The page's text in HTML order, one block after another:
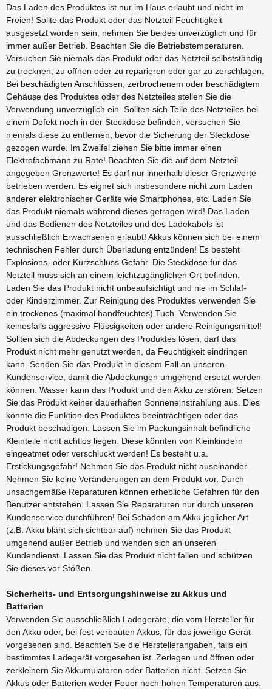
Das Laden des Produktes ist nur im Haus erlaubt und nicht im
Freien! Sollte das Produkt oder das Netzteil Feuchtigkeit
ausgesetzt worden sein, nehmen Sie beides unverzüglich und für
immer außer Betrieb. Beachten Sie die Betriebstemperaturen.
Versuchen Sie niemals das Produkt oder das Netzteil selbstständig
zu trocknen, zu öffnen oder zu reparieren oder gar zu zerschlagen.
Bei beschädigten Anschlüssen, zerbrochenem oder beschädigtem
Gehäuse des Produktes oder des Netzteiles stellen Sie die
Verwendung unverzüglich ein. Sollten sich Teile des Netzteiles bei
einem Defekt noch in der Steckdose befinden, versuchen Sie
niemals diese zu entfernen, bevor die Sicherung der Steckdose
gezogen wurde. Im Zweifel ziehen Sie bitte immer einen
Elektrofachmann zu Rate! Beachten Sie die auf dem Netzteil
angegeben Grenzwerte! Es darf nur innerhalb dieser Grenzwerte
betrieben werden. Es eignet sich insbesondere nicht zum Laden
anderer elektronischer Geräte wie Smartphones, etc. Laden Sie
das Produkt niemals während dieses getragen wird! Das Laden
und das Bedienen des Netzteiles und des Ladekabels ist
ausschließlich Erwachsenen erlaubt! Akkus können sich bei einem
technischen Fehler durch Überladung entzünden! Es besteht
Explosions- oder Kurzschluss Gefahr. Die Steckdose für das
Netzteil muss sich an einem leichtzugänglichen Ort befinden.
Laden Sie das Produkt nicht unbeaufsichtigt und nie im Schlaf-
oder Kinderzimmer. Zur Reinigung des Produktes verwenden Sie
ein trockenes (maximal handfeuchtes) Tuch. Verwenden Sie
keinesfalls aggressive Flüssigkeiten oder andere Reinigungsmittel!
Sollten sich die Abdeckungen des Produktes lösen, darf das
Produkt nicht mehr genutzt werden, da Feuchtigkeit eindringen
kann. Senden Sie das Produkt in diesem Fall an unseren
Kundenservice, damit die Abdeckungen umgehend ersetzt werden
können. Wasser kann das Produkt und den Akku zerstören. Setzen
Sie das Produkt keiner dauerhaften Sonneneinstrahlung aus. Dies
könnte die Funktion des Produktes beeinträchtigen oder das
Produkt beschädigen. Lassen Sie im Packungsinhalt befindliche
Kleinteile nicht achtlos liegen. Diese könnten von Kleinkindern
eingeatmet oder verschluckt werden! Es besteht u.a.
Erstickungsgefahr! Nehmen Sie das Produkt nicht auseinander.
Nehmen Sie keine Veränderungen an dem Produkt vor. Durch
unsachgemäße Reparaturen können erhebliche Gefahren für den
Benutzer entstehen. Lassen Sie Reparaturen nur durch unseren
Kundenservice durchführen! Bei Schäden am Akku jeglicher Art
(z.B. Akku bläht sich sichtbar auf) nehmen Sie das Produkt
umgehend außer Betrieb und wenden sich an unseren
Kundendienst. Lassen Sie das Produkt nicht fallen und schützen
Sie dieses vor Stößen.
Sicherheits- und Entsorgungshinweise zu Akkus und
Batterien
Verwenden Sie ausschließlich Ladegeräte, die vom Hersteller für
den Akku oder, bei fest verbauten Akkus, für das jeweilige Gerät
vorgesehen sind. Beachten Sie die Herstellerangaben, falls ein
bestimmtes Ladegerät vorgesehen ist. Zerlegen und öffnen oder
zerkleinern Sie Akkumulatoren oder Batterien nicht. Setzen Sie
Akkus oder Batterien weder Feuer noch hohen Temperaturen aus.